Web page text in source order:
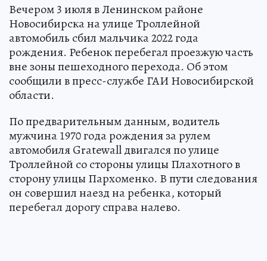
Вечером 3 июля в Ленинском районе
Новосибирска на улице Троллейной
автомобиль сбил мальчика 2022 года
рождения. Ребенок перебегал проезжую часть
вне зоны пешеходного перехода. Об этом
сообщили в пресс-службе ГАИ Новосибирской
области.
По предварительным данным, водитель
мужчина 1970 года рождения за рулем
автомобиля Gratewall двигался по улице
Троллейной со стороны улицы Плахотного в
сторону улицы Пархоменко. В пути следования
он совершил наезд на ребенка, который
перебегал дорогу справа налево.